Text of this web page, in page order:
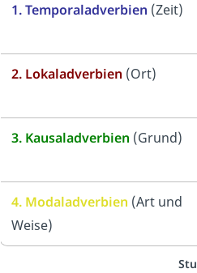
1. Temporaladverbien (Zeit)
2. Lokaladverbien (Ort)
3. Kausaladverbien (Grund)
4. Modaladverbien (Art und
Weise)